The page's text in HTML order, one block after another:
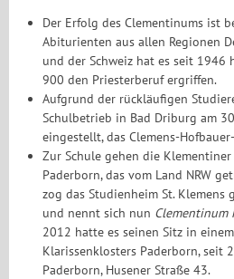
Der Erfolg des Clementinums ist
Abiturienten aus allen Regionen
und der Schweiz hat es seit 1946
900 den Priesterberuf ergriffen.
Aufgrund der rückläufigen
Schulbetrieb in Bad Driburg am
eingestellt, das Clemens-
Zur Schule gehen die
Paderborn, das vom Land NRW
zog das Studienheim St. Klemens
und nennt sich nun Clementinum
2012 hatte es seinen Sitz in
Klarissenklosters Paderborn, seit
Paderborn, Husener Straße 43.